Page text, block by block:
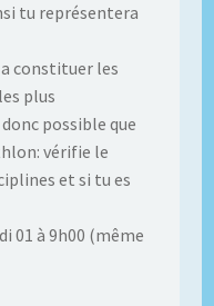
tu représentera
constituer les
plus
possible que
vérifie le
et si tu es
01 à 9h00 (même